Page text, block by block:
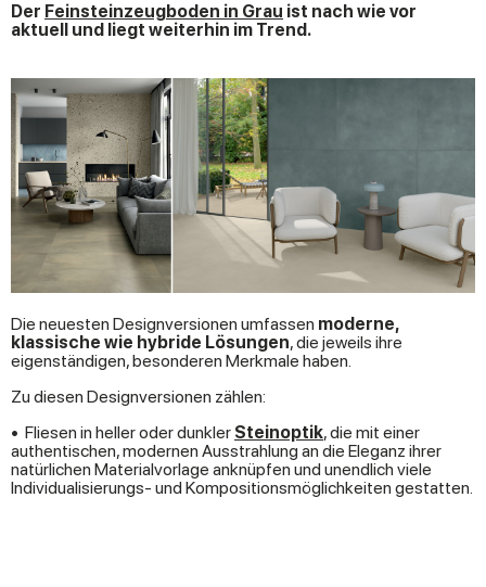
Der Feinsteinzeugboden in Grau ist nach wie vor
aktuell und liegt weiterhin im Trend.
Die neuesten Designversionen umfassen moderne,
klassische wie hybride Lösungen, die jeweils ihre
eigenständigen, besonderen Merkmale haben.
Zu diesen Designversionen zählen:
• Fliesen in heller oder dunkler Steinoptik, die mit einer
authentischen, modernen Ausstrahlung an die Eleganz ihrer
natürlichen Materialvorlage anknüpfen und unendlich viele
Individualisierungs- und Kompositionsmöglichkeiten gestatten.